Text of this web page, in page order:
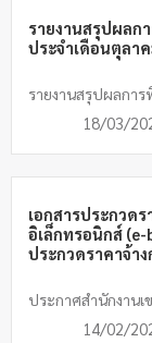
รายงานสรุปผลก
ประจำเดือนตุลา
รายงานสรุปผลกา
18/03/
เอกสารประกวด
อิเล็กทรอนิกส์ (e-
ประกวดราคาจ้า
ประกาศสำนักงาน
14/02/